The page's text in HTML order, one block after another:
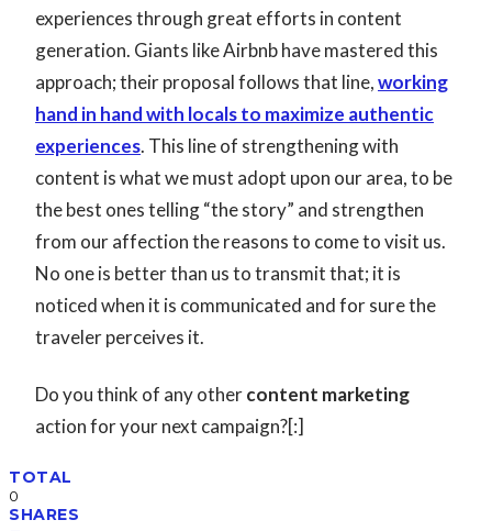
experiences through great efforts in content
generation. Giants like Airbnb have mastered this
approach; their proposal follows that line,working
hand in hand with locals to maximize authentic
experiences. This line of strengthening with
content is what we must adopt upon our area, to be
the best ones telling “the story” and strengthen
from our affection the reasons to come to visit us.
No one is better than us to transmit that; it is
noticed when it is communicated and for sure the
traveler perceives it.
Do you think of any othercontent marketing
action for your next campaign?[:]
TOTAL
0
SHARES